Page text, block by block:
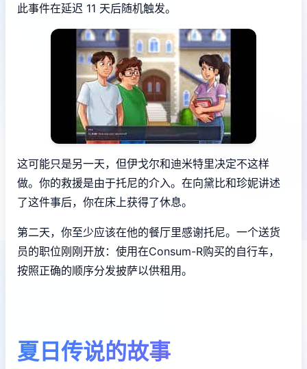
此事件在延迟 11 天后随机触发。
这可能只是另一天，但伊戈尔和迪米特里决定不这样
做。你的救援是由于托尼的介入。在向黛比和珍妮讲述
了这件事后，你在床上获得了休息。
第二天，你至少应该在他的餐厅里感谢托尼。一个送货
员的职位刚刚开放：使用在Consum-R购买的自行车，
按照正确的顺序分发披萨以供租用。
夏日传说的故事